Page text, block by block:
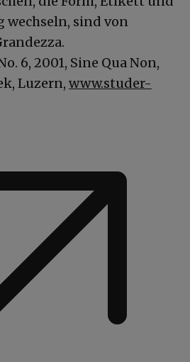
wechseln, sind von
6, 2001, Sine Qua Non,
Luzern, www.studer-